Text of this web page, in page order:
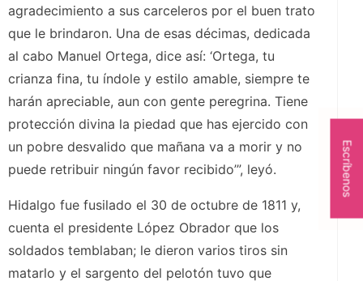
agradecimiento a sus carceleros por el buen trato
que le brindaron. Una de esas décimas, dedicada
al cabo Manuel Ortega, dice así: ‘Ortega, tu
crianza fina, tu índole y estilo amable, siempre te
harán apreciable, aun con gente peregrina. Tiene
protección divina la piedad que has ejercido con
un pobre desvalido que mañana va a morir y no
puede retribuir ningún favor recibido’”, leyó.
Hidalgo fue fusilado el 30 de octubre de 1811 y,
cuenta el presidente López Obrador que los
soldados temblaban; le dieron varios tiros sin
matarlo y el sargento del pelotón tuvo que
Escríbenos